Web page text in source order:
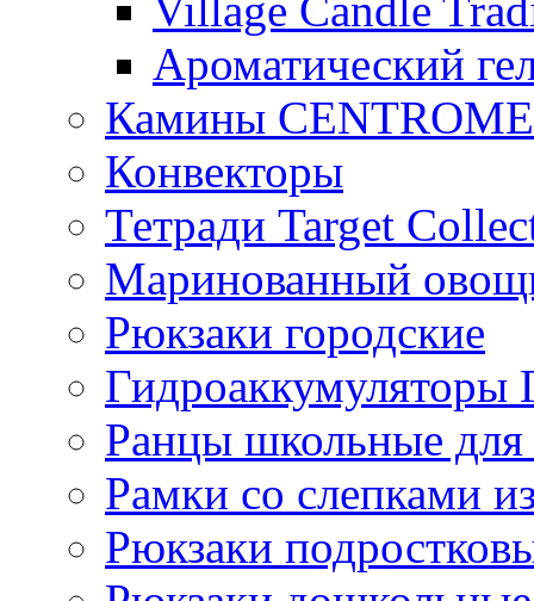
Village Candle
Ароматический
Камины
Конвекторы
Тетради Target
Маринованный
Рюкзаки городские
Ранцы школьные
Рамки со слепками
Рюкзаки